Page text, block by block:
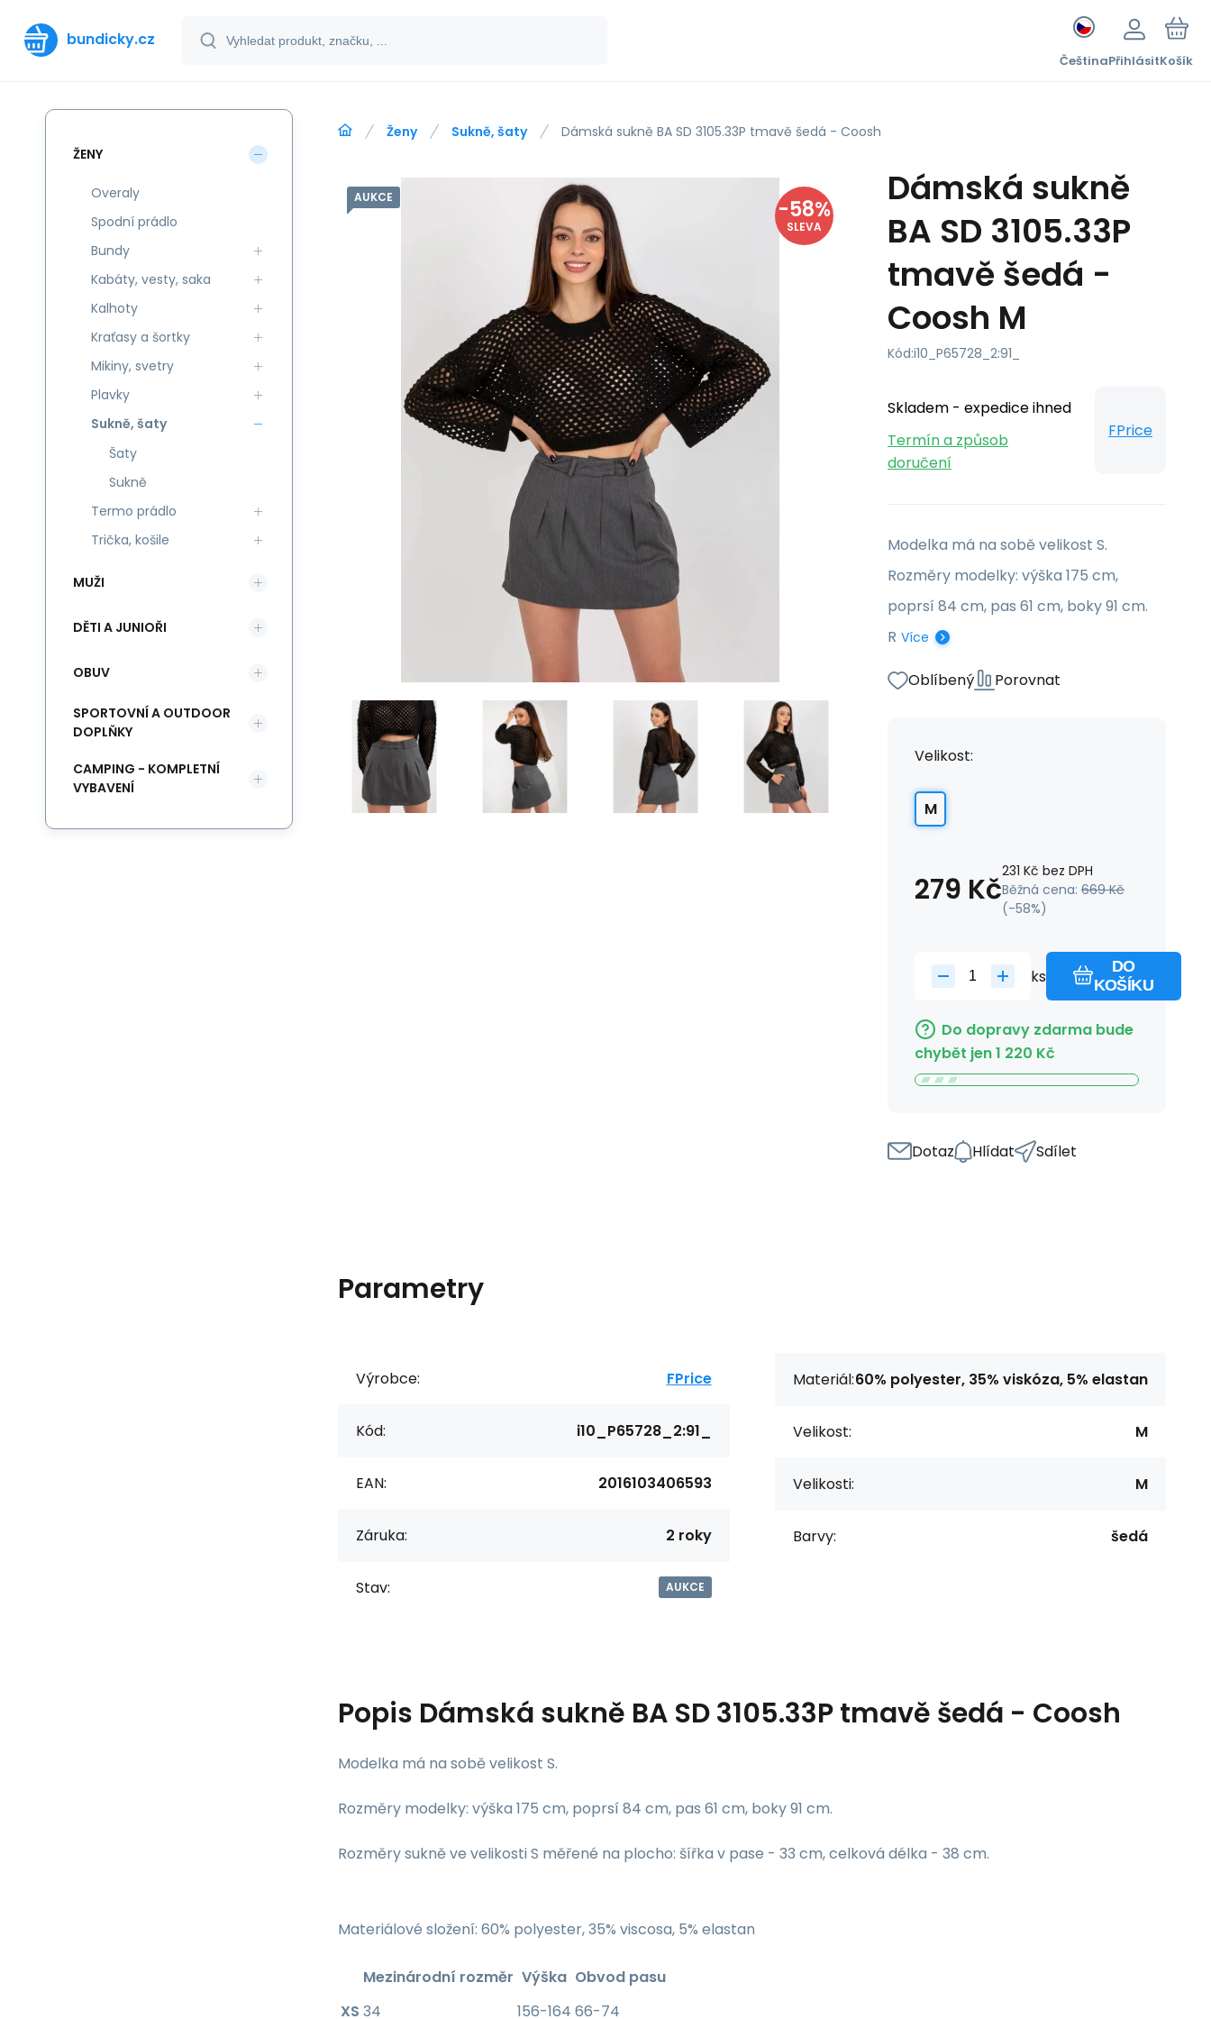
bundicky.cz
ČeštinaPřihlásitKošík
Ženy Sukně, šaty Dámská sukně BA SD 3105.33P tmavě šedá - Coosh
AUKCE -58%
SLEVA
Dámská sukně
BA SD 3105.33P
tmavě šedá -
Coosh M
Kód:i10_P65728_2:91_
Skladem - expedice ihned
Termín a způsob
doručení
FPrice
Modelka má na sobě velikost S.
Rozměry modelky: výška 175 cm,
poprsí 84 cm, pas 61 cm, boky 91 cm.
R Více
Oblíbený Porovnat
Velikost:
M
279 Kč231 Kč bez DPH
Běžná cena: 669 Kč
(-58%)
ks
DO
KOŠÍKU
Do dopravy zdarma bude
chybět jen1 220 Kč
Dotaz Hlídat Sdílet
Parametry
Výrobce: FPrice
Kód: i10_P65728_2:91_
EAN: 2016103406593
Záruka: 2 roky
Stav: AUKCE
Materiál:60% polyester, 35% viskóza, 5% elastan
Velikost: M
Velikosti: M
Barvy: šedá
Popis Dámská sukně BA SD 3105.33P tmavě šedá - Coosh
Modelka má na sobě velikost S.
Rozměry modelky: výška 175 cm, poprsí 84 cm, pas 61 cm, boky 91 cm.
Rozměry sukně ve velikosti S měřené na plocho: šířka v pase - 33 cm, celková délka - 38 cm.
Materiálové složení: 60% polyester, 35% viscosa, 5% elastan
Mezinárodní rozměr Výška Obvod pasu
XS 34 156-164 66-74
ŽENY
Overaly
Spodní prádlo
Bundy
Kabáty, vesty, saka
Kalhoty
Kraťasy a šortky
Mikiny, svetry
Plavky
Sukně, šaty
Šaty
Sukně
Termo prádlo
Trička, košile
MUŽI
DĚTI A JUNIOŘI
OBUV
SPORTOVNÍ A OUTDOOR
DOPLŇKY
CAMPING - KOMPLETNÍ
VYBAVENÍ